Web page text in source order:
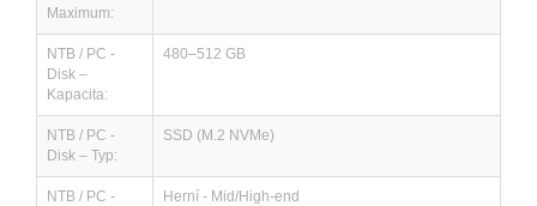
Maximum:
NTB / PC -
Disk –
Kapacita:
480–512 GB
NTB / PC -
Disk – Typ:
SSD (M.2 NVMe)
NTB / PC -
Herní - Mid/High-end